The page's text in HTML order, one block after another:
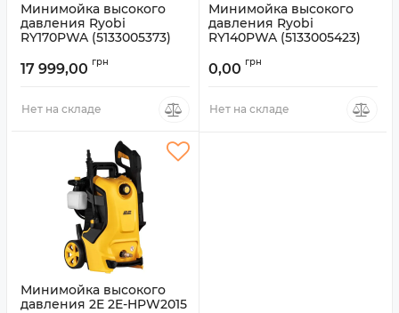
Минимойка высокого
давления Ryobi
RY170PWA (5133005373)
17 999,00 грн
Нет на складе
Минимойка высокого
давления Ryobi
RY140PWA (5133005423)
0,00 грн
Нет на складе
Минимойка высокого
давления 2E 2E-HPW2015